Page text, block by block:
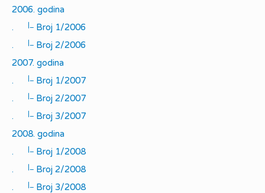
2006. godina
.
|_
Broj 1/2006
.
|_
Broj 2/2006
2007. godina
.
|_
Broj 1/2007
.
|_
Broj 2/2007
.
|_
Broj 3/2007
2008. godina
.
|_
Broj 1/2008
.
|_
Broj 2/2008
.
|_
Broj 3/2008